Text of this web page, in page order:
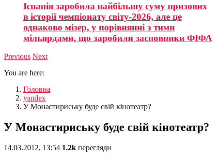
Іспанія заробила найбільшу суму призових
в історії чемпіонату світу-2026, але це
однаково мізер, у порівнянні з тими
мільярдами, що заробили засновники ФІФА
Previous Next
You are here:
Головна
yandex
У Монастириську буде свій кінотеатр?
У Монастириську буде свій кінотеатр?
14.03.2012, 13:54 1.2k перегляди